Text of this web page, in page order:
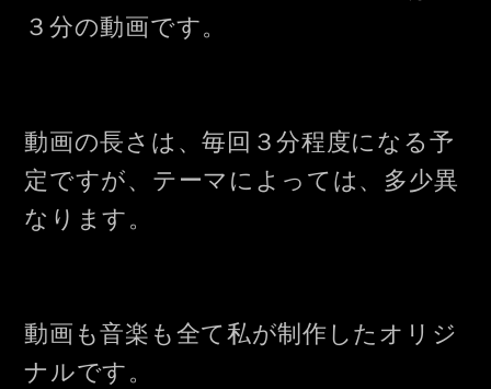
３分の動画です。
動画の長さは、毎回３分程度になる予
定ですが、テーマによっては、多少異
なります。
動画も音楽も全て私が制作したオリジ
ナルです。